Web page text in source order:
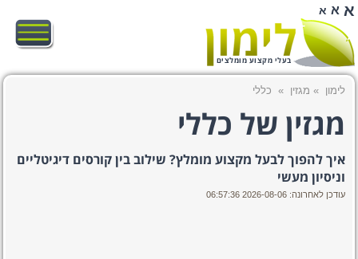
א א א
בעלי מקצוע מומלצים
לימון » מגזין » כללי
מגזין של כללי
איך להפוך לבעל מקצוע מומלץ? שילוב בין קורסים דיגיטליים
וניסיון מעשי
עודכן לאחרונה: 2026-08-06 06:57:36